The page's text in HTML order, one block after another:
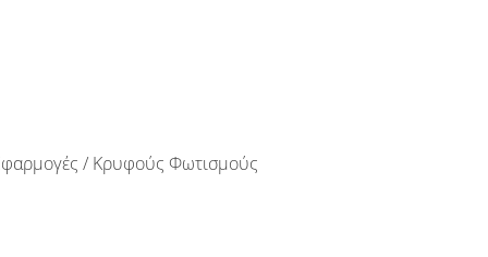
/ Κρυφούς Φωτισμούς